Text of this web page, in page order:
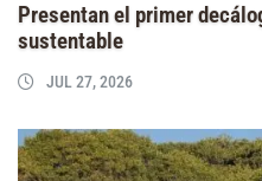
Presentan el primer
sustentable
JUL 27, 2026